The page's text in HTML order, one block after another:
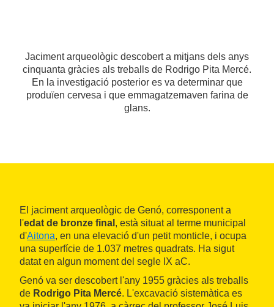
Jaciment arqueològic descobert a mitjans dels anys
cinquanta gràcies als treballs de Rodrigo Pita Mercé.
En la investigació posterior es va determinar que
produïen cervesa i que emmagatzemaven farina de
glans.
El jaciment arqueològic de Genó, corresponent a
l'edat de bronze final , està situat al terme municipal
d'Aitona, en una elevació d'un petit monticle, i ocupa
una superfície de 1.037 metres quadrats. Ha sigut
datat en algun moment del segle IX aC.
Genó va ser descobert l'any 1955 gràcies als treballs
de Rodrigo Pita Mercé. L'excavació sistemàtica es